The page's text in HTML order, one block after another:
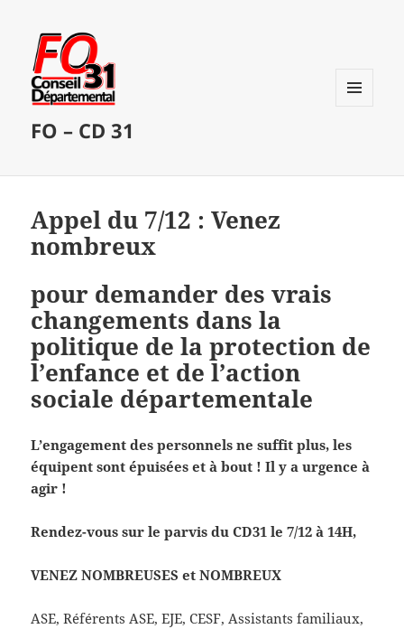
FO – CD 31
Appel du 7/12 : Venez
nombreux
pour demander des vrais
changements dans la
politique de la protection de
l’enfance et de l’action
sociale départementale
L’engagement des personnels ne suffit plus, les
équipent sont épuisées et à bout ! Il y a urgence à
agir !
Rendez-vous sur le parvis du CD31 le 7/12 à 14H,
VENEZ NOMBREUSES et NOMBREUX
ASE, Référents ASE, EJE, CESF, Assistants familiaux,